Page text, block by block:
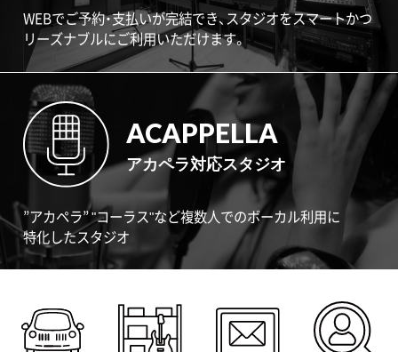
WEBでご予約・支払いが完結でき、スタジオをスマートかつ
リーズナブルにご利用いただけます。
ACAPPELLA
アカペラ対応スタジオ
”アカペラ” "コーラス"など複数人でのボーカル利用に
特化したスタジオ